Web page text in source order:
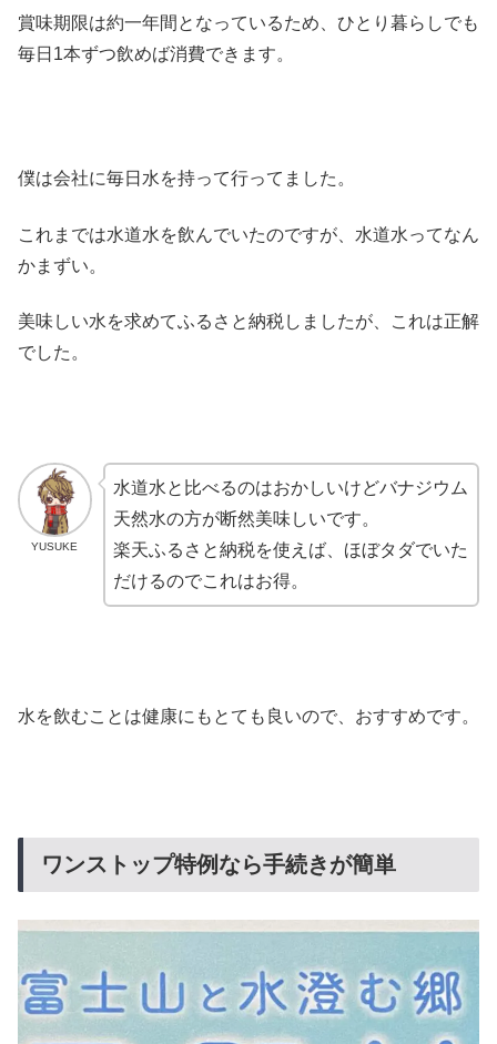
賞味期限は約一年間となっているため、ひとり暮らしでも
毎日1本ずつ飲めば消費できます。
僕は会社に毎日水を持って行ってました。
これまでは水道水を飲んでいたのですが、水道水ってなん
かまずい。
美味しい水を求めてふるさと納税しましたが、これは正解
でした。
YUSUKE
水道水と比べるのはおかしいけどバナジウム
天然水の方が断然美味しいです。
楽天ふるさと納税を使えば、ほぼタダでいた
だけるのでこれはお得。
水を飲むことは健康にもとても良いので、おすすめです。
ワンストップ特例なら手続きが簡単